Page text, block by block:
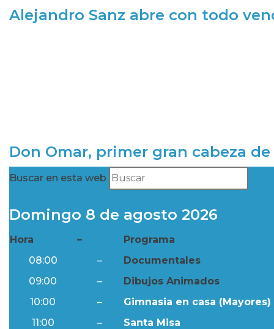
Alejandro Sanz abre con todo
Don Omar, primer gran cabeza
Buscar en esta web
Domingo 8 de agosto 2026
Hora –
Programa
08:00
–
Documentales
09:00
–
Dibujos Animados
10:00
–
Gimnasia en casa (Mayores)
11:00
–
Santa Misa